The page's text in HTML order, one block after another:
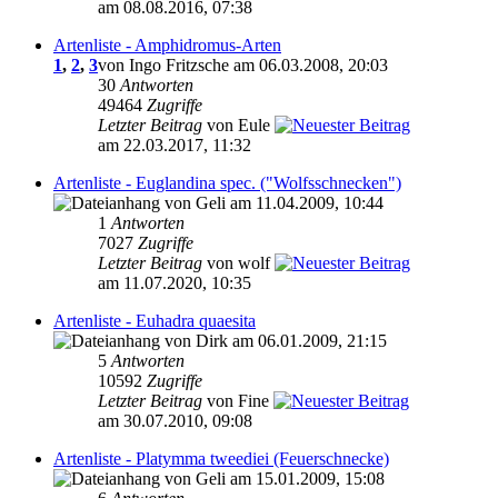
am 08.08.2016, 07:38
Artenliste - Amphidromus-Arten
1, 2, 3von Ingo Fritzsche am 06.03.2008, 20:03
30 Antworten
49464 Zugriffe
Letzter Beitrag von Eule
am 22.03.2017, 11:32
Artenliste - Euglandina spec. ("Wolfsschnecken")
von Geli am 11.04.2009, 10:44
1 Antworten
7027 Zugriffe
Letzter Beitrag von wolf
am 11.07.2020, 10:35
Artenliste - Euhadra quaesita
von Dirk am 06.01.2009, 21:15
5 Antworten
10592 Zugriffe
Letzter Beitrag von Fine
am 30.07.2010, 09:08
Artenliste - Platymma tweediei (Feuerschnecke)
von Geli am 15.01.2009, 15:08